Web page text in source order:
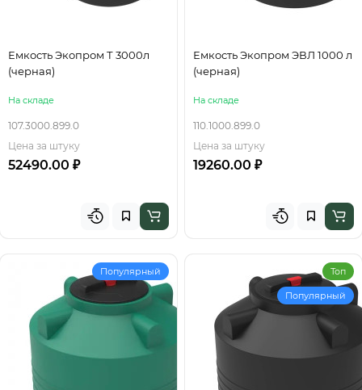
Емкость Экопром Т 3000л
(черная)
На складе
107.3000.899.0
Цена за штуку
52490.00 ₽
Емкость Экопром ЭВЛ 1000 л
(черная)
На складе
110.1000.899.0
Цена за штуку
19260.00 ₽
Популярный Топ
Популярный